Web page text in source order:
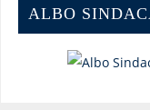
ALBO